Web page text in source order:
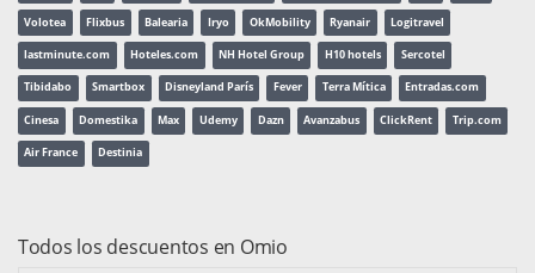
Volotea Flixbus Balearia Iryo OkMobility Ryanair Logitravel
lastminute.com Hoteles.com NH Hotel Group H10 hotels Sercotel
Tibidabo Smartbox Disneyland París Fever Terra Mítica Entradas.com
Cinesa Domestika Max Udemy Dazn Avanzabus ClickRent Trip.com
Air France Destinia
Todos los descuentos en Omio